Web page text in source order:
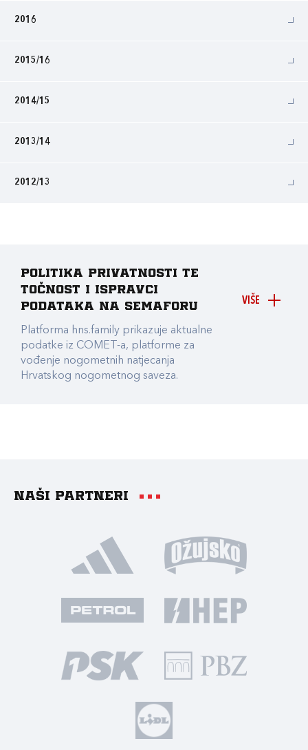
2016
2015/16
2014/15
2013/14
2012/13
VIŠE
Politika privatnosti te
točnost i ispravci
podataka na Semaforu
Platforma hns.family prikazuje aktualne
podatke iz COMET-a, platforme za
vođenje nogometnih natjecanja
Hrvatskog nogometnog saveza.
Naši partneri